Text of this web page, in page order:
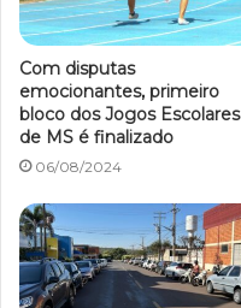
Com disputas
emocionantes, primeiro
bloco dos Jogos Escolares
de MS é finalizado
06/08/2024